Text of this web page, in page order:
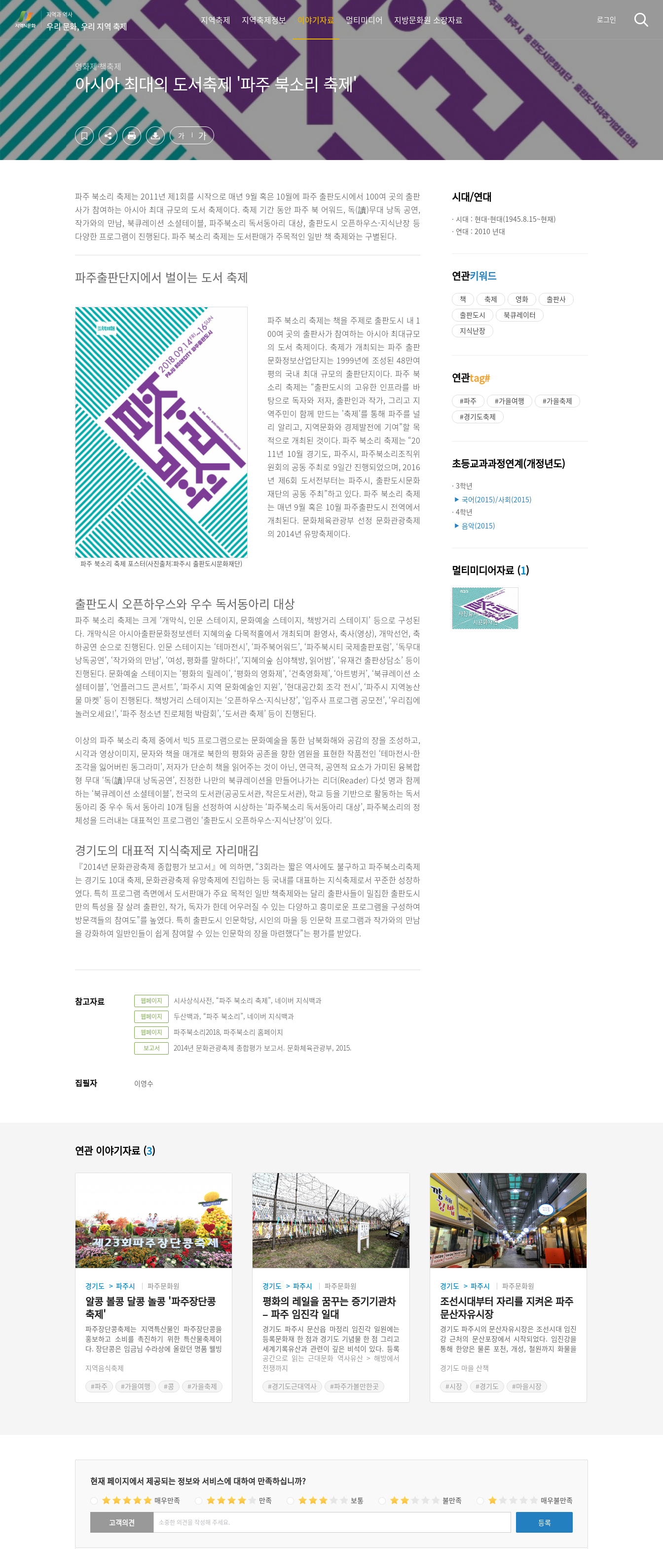
컨
텐
츠
영
역
바
로
가
기
하
단
영
역
바
로
가
기
지역과 역사
우리 문화, 우리 지역 축제
지역축제 지역축제정보 이야기자료 멀티미디어 지방문화원 소장자료 로그인
영화제·책축제
아시아 최대의 도서축제 '파주 북소리 축제'
가 가
파주 북소리 축제는 2011년 제1회를 시작으로 매년 9월 혹은 10월에 파주 출판도시에서 100여 곳의 출판
사가 참여하는 아시아 최대 규모의 도서 축제이다. 축제 기간 동안 파주 북 어워드, 독(讀)무대 낭독 공연,
작가와의 만남, 북큐레이션 소셜테이블, 파주북소리 독서동아리 대상, 출판도시 오픈하우스-지식난장 등
다양한 프로그램이 진행된다. 파주 북소리 축제는 도서판매가 주목적인 일반 책 축제와는 구별된다.
파주출판단지에서 벌이는 도서 축제
파주 북소리 축제 포스터(사진출처:파주시 출판도시문화재단)
파주 북소리 축제는 책을 주제로 출판도시 내 1
00여 곳의 출판사가 참여하는 아시아 최대규모
의 도서 축제이다. 축제가 개최되는 파주 출판
문화정보산업단지는 1999년에 조성된 48만여
평의 국내 최대 규모의 출판단지이다. 파주 북
소리 축제는 “출판도시의 고유한 인프라를 바
탕으로 독자와 저자, 출판인과 작가, 그리고 지
역주민이 함께 만드는 '축제'를 통해 파주를 널
리 알리고, 지역문화와 경제발전에 기여”할 목
적으로 개최된 것이다. 파주 북소리 축제는 “20
11년 10월 경기도, 파주시, 파주북소리조직위
원회의 공동 주최로 9일간 진행되었으며, 2016
년 제6회 도서전부터는 파주시, 출판도시문화
재단의 공동 주최”하고 있다. 파주 북소리 축제
는 매년 9월 혹은 10월 파주출판도시 전역에서
개최된다. 문화체육관광부 선정 문화관광축제
의 2014년 유망축제이다.
출판도시 오픈하우스와 우수 독서동아리 대상
파주 북소리 축제는 크게 ‘개막식, 인문 스테이지, 문화예술 스테이지, 책방거리 스테이지’ 등으로 구성된
다. 개막식은 아시아출판문화정보센터 지혜의숲 다목적홀에서 개최되며 환영사, 축사(영상), 개막선언, 축
하공연 순으로 진행된다. 인문 스테이지는 ‘테마전시’, ‘파주북어워드’, ‘파주북시티 국제출판포럼’, ‘독무대
낭독공연’, ‘작가와의 만남’, ‘여성, 평화를 말하다!’, ‘지혜의숲 심야책방, 읽어밤’, ‘유재건 출판상담소’ 등이
진행된다. 문화예술 스테이지는 ‘평화의 릴레이’, ‘평화의 영화제’, ‘건축영화제’, ‘아트벙커’, ‘북큐레이션 소
셜테이블’, ‘언플러그드 콘서트’, ‘파주시 지역 문화예술인 지원’, ‘현대공간회 조각 전시’, ‘파주시 지역농산
물 마켓’ 등이 진행된다. 책방거리 스테이지는 ‘오픈하우스-지식난장’, ‘입주사 프로그램 공모전’, ‘우리집에
놀러오세요!’, ‘파주 청소년 진로체험 박람회’, ‘도서관 축제’ 등이 진행된다.
이상의 파주 북소리 축제 중에서 빅5 프로그램으로는 문화예술을 통한 남북화해와 공감의 장을 조성하고,
시각과 영상이미지, 문자와 책을 매개로 북한의 평화와 공존을 향한 염원을 표현한 작품전인 ‘테마전시-한
조각을 잃어버린 동그라미’, 저자가 단순히 책을 읽어주는 것이 아닌, 연극적, 공연적 요소가 가미된 융복합
형 무대 ‘독(讀)무대 낭독공연’, 진정한 나만의 북큐레이션을 만들어나가는 리더(Reader) 다섯 명과 함께
하는 ‘북큐레이션 소셜테이블’, 전국의 도서관(공공도서관, 작은도서관), 학교 등을 기반으로 활동하는 독서
동아리 중 우수 독서 동아리 10개 팀을 선정하여 시상하는 ‘파주북소리 독서동아리 대상’, 파주북소리의 정
체성을 드러내는 대표적인 프로그램인 ‘출판도시 오픈하우스-지식난장’이 있다.
경기도의 대표적 지식축제로 자리매김
『2014년 문화관광축제 종합평가 보고서』에 의하면, “3회라는 짧은 역사에도 불구하고 파주북소리축제
는 경기도 10대 축제, 문화관광축제 유망축제에 진입하는 등 국내를 대표하는 지식축제로서 꾸준한 성장하
였다. 특히 프로그램 측면에서 도서판매가 주요 목적인 일반 책축제와는 달리 출판사들이 밀집한 출판도시
만의 특성을 잘 살려 출판인, 작가, 독자가 한데 어우러질 수 있는 다양하고 흥미로운 프로그램을 구성하여
방문객들의 참여도”를 높였다. 특히 출판도시 인문학당, 시인의 마을 등 인문학 프로그램과 작가와의 만남
을 강화하여 일반인들이 쉽게 참여할 수 있는 인문학의 장을 마련했다”는 평가를 받았다.
참고자료 웹페이지 시사상식사전, “파주 북소리 축제”, 네이버 지식백과
웹페이지 두산백과, “파주 북소리”, 네이버 지식백과
웹페이지 파주북소리2018, 파주북소리 홈페이지
보고서 2014년 문화관광축제 종합평가 보고서. 문화체육관광부, 2015.
집필자 이영수
시대/연대
· 시대 : 현대-현대(1945.8.15~현재)
· 연대 : 2010 년대
연관키워드
책 축제 영화
출판사
출판도시
북큐레이터
지식난장
연관tag#
#파주 #가을여행
#가을축제
#경기도축제
초등교과과정연계(개정년도)
· 3학년
▶ 국어(2015)/사회(2015)
· 4학년
▶ 음악(2015)
멀티미디어자료 (1)
사진출처: 파주시 출판도
시문화재단
연관 이야기자료 (3)
경기도 > 파주시 파주문화원
알콩 볼콩 달콩 놀콩 '파주장단콩
축제'
파주장단콩축제는 지역특산물인 파주장단콩을
홍보하고 소비를 촉진하기 위한 특산물축제이
다. 장단콩은 임금님 수라상에 올랐던 명품 웰빙
볼콩․달콩․놀콩’으로 구성된다. 알콩은 알리는
공간, 볼콩은 관람행사, 달콩은 음식을 맛볼 수
있는 공간, 놀콩은 다양한 체험 프로그램이다.
지역음식축제
#파주
#가을여행 #콩
#가을축제
경기도 > 파주시 파주문화원
평화의 레일을 꿈꾸는 증기기관차
– 파주 임진각 일대
경기도 파주시 문산읍 마정리 임진각 일원에는
등록문화재 한 점과 경기도 기념물 한 점 그리고
세계기록유산과 관련이 깊은 비석이 있다. 등록
문화재는 제78호인 경의선 장단역 증기기관차
다이며, 자유의 다리는 경기도 기념물 제162호
다. 복선이었던 경의선 임진각 철교가 한국전쟁
시기에 두 개 모두 망가지자, 서쪽 철교를 복구
서 있다.
공간으로 읽는 근대문화 역사유산 > 해방에서
전쟁까지
#경기도근대역사
#파주가볼만한곳
경기도 > 파주시 파주문화원
조선시대부터 자리를 지켜온 파주
문산자유시장
경기도 파주시의 문산자유시장은 조선시대 임진
강 근처의 문산포장에서 시작되었다. 임진강을
통해 한양은 물론 포천, 개성, 철원까지 화물을
점기와 한국전쟁을 함께 겪었다. 5, 10일 장으로
명맥을 이어오다 1989년부터 4, 9일장으로 부
활했다. 문산자유시장은 2017년 문화관광형 시
경기도 마을 산책
#시장
#경기도 #마을시장
현재 페이지에서 제공되는 정보와 서비스에 대하여 만족하십니까?
매우만족 만족 보통 불만족 매우불만족
고객의견 등록